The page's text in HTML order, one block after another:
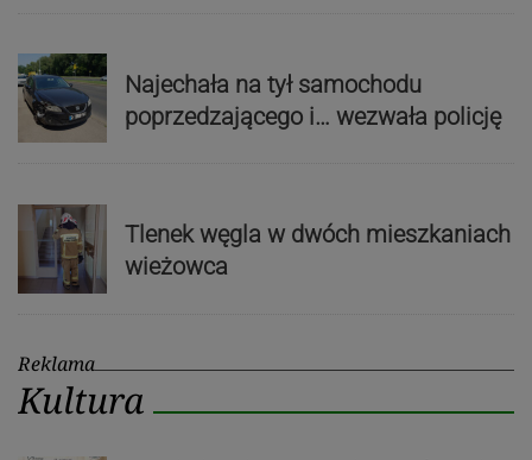
Najechała na tył samochodu
poprzedzającego i… wezwała policję
Tlenek węgla w dwóch mieszkaniach
wieżowca
Reklama
Kultura